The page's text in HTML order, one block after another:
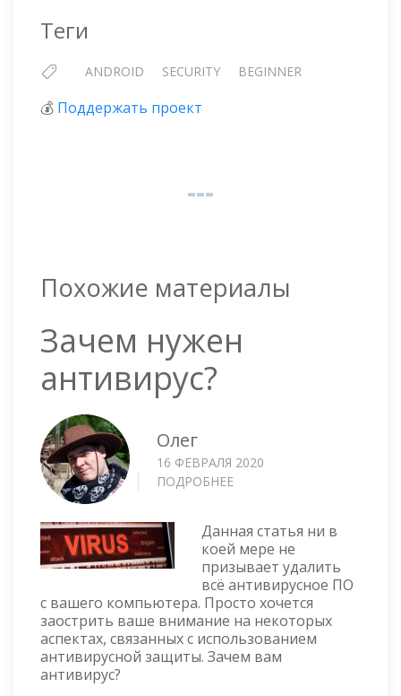
Теги
ANDROID SECURITY BEGINNER
💰 Поддержать проект
Похожие материалы
Зачем нужен
антивирус?
Олег
16 ФЕВРАЛЯ 2020
ПОДРОБНЕЕ
АНТИВИРУС?
Данная статья ни в
коей мере не
призывает удалить
всё антивирусное ПО
с вашего компьютера. Просто хочется
заострить ваше внимание на некоторых
аспектах, связанных с использованием
антивирусной защиты. Зачем вам
антивирус?